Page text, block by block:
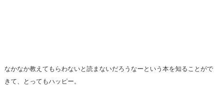
なかなか教えてもらわないと読まないだろうなーという本を知ることがで
きて、とってもハッピー。